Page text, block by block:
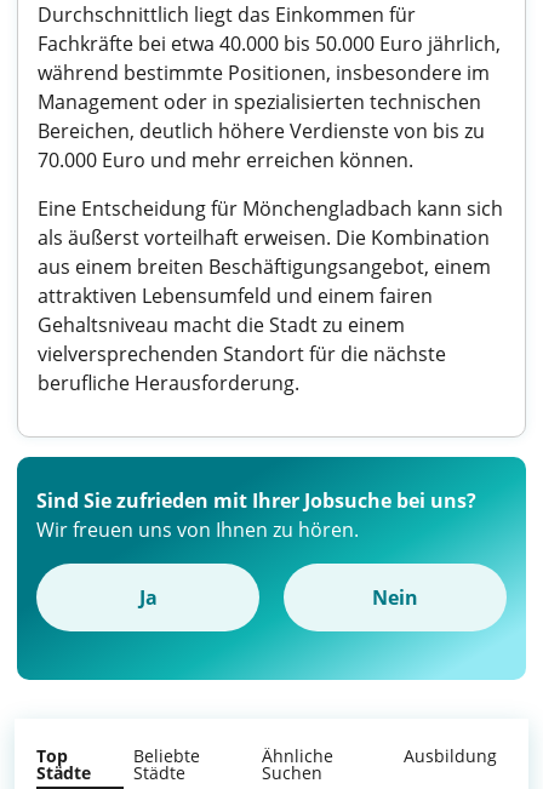
Durchschnittlich liegt das Einkommen für
Fachkräfte bei etwa 40.000 bis 50.000 Euro jährlich,
während bestimmte Positionen, insbesondere im
Management oder in spezialisierten technischen
Bereichen, deutlich höhere Verdienste von bis zu
70.000 Euro und mehr erreichen können.
Eine Entscheidung für Mönchengladbach kann sich
als äußerst vorteilhaft erweisen. Die Kombination
aus einem breiten Beschäftigungsangebot, einem
attraktiven Lebensumfeld und einem fairen
Gehaltsniveau macht die Stadt zu einem
vielversprechenden Standort für die nächste
berufliche Herausforderung.
Sind Sie zufrieden mit Ihrer Jobsuche bei uns?
Wir freuen uns von Ihnen zu hören.
Ja Nein
Top
Städte
Beliebte
Städte
Ähnliche
Suchen
Ausbildung